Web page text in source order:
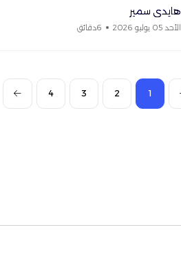
هايدي سمير
الأحد 05 يوليو 2026 6دقائق
1
2
3
4